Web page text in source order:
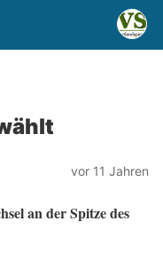
vor 11 Jahren
an der Spitze des